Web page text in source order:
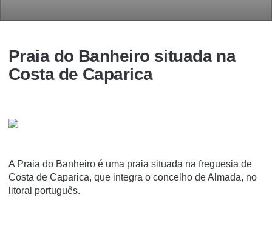
Praia do Banheiro situada na
Costa de Caparica
A Praia do Banheiro é uma praia situada na freguesia de
Costa de Caparica, que integra o concelho de Almada, no
litoral português.